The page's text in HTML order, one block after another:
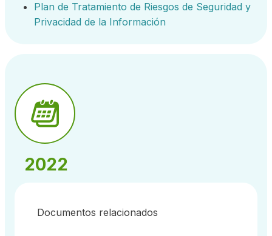
Plan de Tratamiento de Riesgos de Seguridad y
Privacidad de la Información
2022
Documentos relacionados